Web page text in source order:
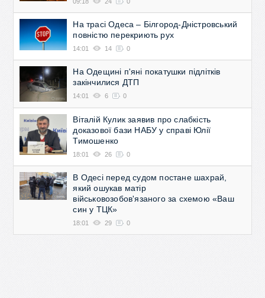
На трасі Одеса – Білгород-Дністровський
повністю перекриють рух
14:01 14 0
На Одещині п'яні покатушки підлітків
закінчилися ДТП
14:01 6 0
Віталій Кулик заявив про слабкість
доказової бази НАБУ у справі Юлії
Тимошенко
18:01 26 0
В Одесі перед судом постане шахрай,
який ошукав матір
військовозобов'язаного за схемою «Ваш
син у ТЦК»
18:01 29 0